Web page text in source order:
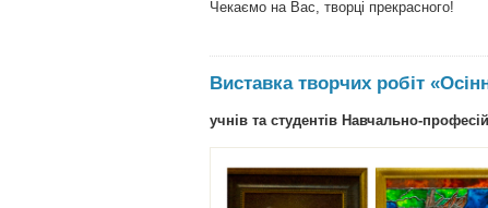
Чекаємо на Вас, творці прекрасного!
Виставка творчих робіт
учнів та студентів Навчально-